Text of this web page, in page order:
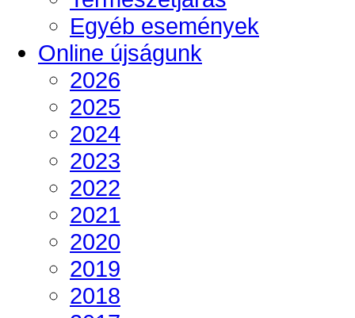
Egyéb események
Online újságunk
2026
2025
2024
2023
2022
2021
2020
2019
2018